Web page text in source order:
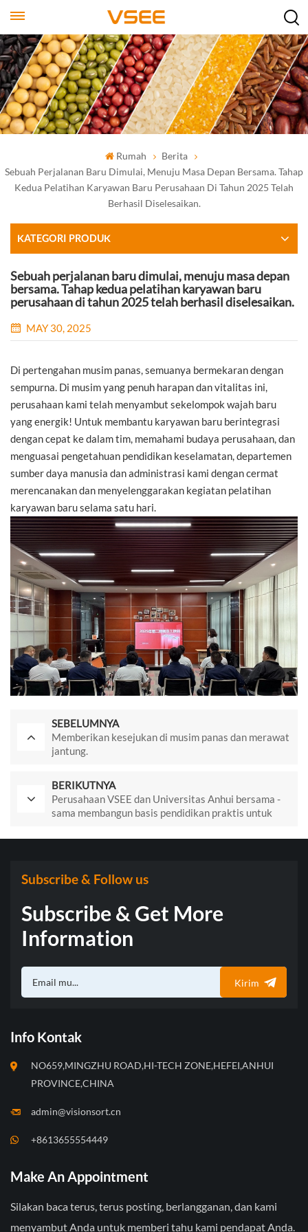
Rumah
Berita
Sebuah Perjalanan Baru Dimulai, Menuju Masa Depan Bersama. Tahap
Kedua Pelatihan Karyawan Baru Perusahaan Di Tahun 2025 Telah
Berhasil Diselesaikan.
KATEGORI PRODUK
Sebuah perjalanan baru dimulai, menuju masa depan
bersama. Tahap kedua pelatihan karyawan baru
perusahaan di tahun 2025 telah berhasil diselesaikan.
MAY 30, 2025
Di pertengahan musim panas, semuanya bermekaran dengan
sempurna. Di musim yang penuh harapan dan vitalitas ini,
perusahaan kami telah menyambut sekelompok wajah baru
yang energik! Untuk membantu karyawan baru berintegrasi
dengan cepat ke dalam tim, memahami budaya perusahaan, dan
menguasai pengetahuan pendidikan keselamatan, departemen
sumber daya manusia dan administrasi kami dengan cermat
merencanakan dan menyelenggarakan kegiatan pelatihan
karyawan baru selama satu hari.
SEBELUMNYA
Memberikan kesejukan di musim panas dan merawat
jantung.
BERIKUTNYA
Perusahaan VSEE dan Universitas Anhui bersama -
sama membangun basis pendidikan praktis untuk
Subscribe & Follow us
Subscribe & Get More
Information
Kirim
Info Kontak
NO659,MINGZHU ROAD,HI-TECH ZONE,HEFEI,ANHUI
PROVINCE,CHINA
admin@visionsort.cn
+8613655554449
Make An Appointment
Silakan baca terus, terus posting, berlangganan, dan kami
menyambut Anda untuk memberi tahu kami pendapat Anda.